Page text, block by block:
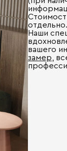
отдельно.
Наши
вашего
замер ,